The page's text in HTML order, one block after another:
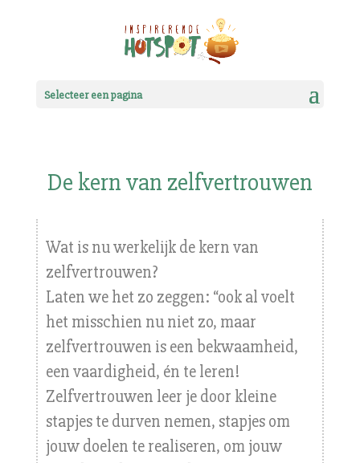
Selecteer een pagina
De kern van zelfvertrouwen
Wat is nu werkelijk de kern van
zelfvertrouwen?
Laten we het zo zeggen: “ook al voelt
het misschien nu niet zo, maar
zelfvertrouwen is een bekwaamheid,
een vaardigheid, én te leren!
Zelfvertrouwen leer je door kleine
stapjes te durven nemen, stapjes om
jouw doelen te realiseren, om jouw